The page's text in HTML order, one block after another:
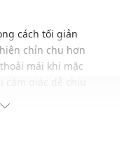
cách tối giản
chỉn chu hơn
mái khi mặc
linh hoạt hàng ngày
độ bền sử dụng